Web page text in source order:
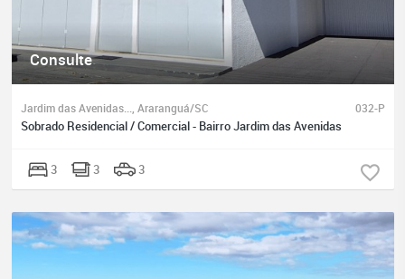
Consulte
Jardim das Avenidas..., Araranguá/SC 032-P
Sobrado Residencial / Comercial - Bairro Jardim das Avenidas
3 3 3